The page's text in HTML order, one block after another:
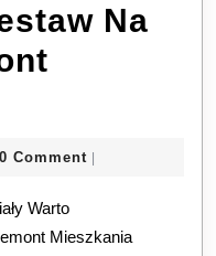
Na
0 Comment
Warto
Mieszkania